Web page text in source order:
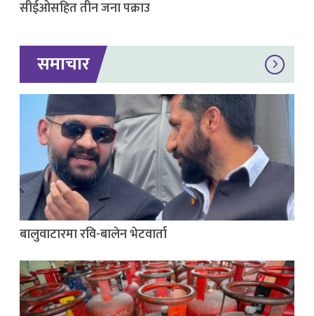
सीईओसहित तीन जना पक्राउ
समाचार
बालुवाटारमा रवि-बालेन भेटवार्ता